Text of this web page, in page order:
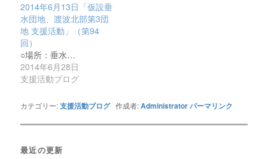
2014年6月13日「仮設垂
水団地、渡波北部第3団
地 支援活動」（第94
回）
○場所：垂水…
2014年6月28日
支援活動ブログ
カテゴリー:支援活動ブログ作成者:Administratorパーマリンク
最近の更新